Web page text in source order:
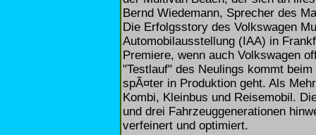
Bernd Wiedemann, Sprecher des
Die Erfolgsstory des Volkswagen
Automobilausstellung (IAA) in
Premiere, wenn auch Volkswagen
"Testlauf" des Neulings kommt
spÃ¤ter in Produktion geht. Als
Kombi, Kleinbus und Reisemobil.
und drei Fahrzeuggenerationen
verfeinert und optimiert.